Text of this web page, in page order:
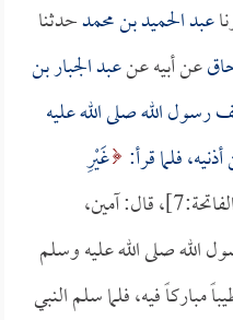
عبد الحميد بن محمدحدثنا
عن أبيه عنعبد الجبار بن
الله صلى الله عليه
فلما قرأ: غَيْرِ
[الفاتحة:7]، قال: آمين،
الله صلى الله عليه وسلم
مباركاً فيه، فلما سلم النبي